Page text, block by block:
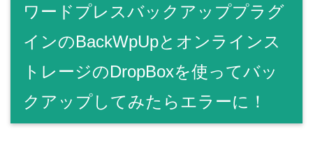
ワードプレスバックアッププラグ
インのBackWpUpとオンラインス
トレージのDropBoxを使ってバッ
クアップしてみたらエラーに！